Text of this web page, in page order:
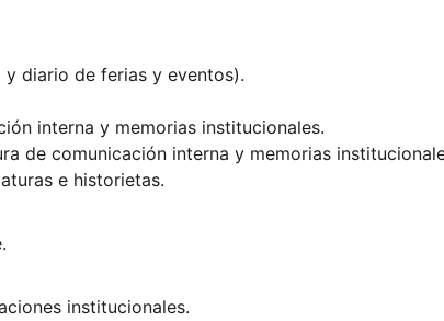
diario de ferias y eventos).
interna y memorias institucionales.
de comunicación interna y memorias
e historietas.
institucionales.